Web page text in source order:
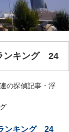
キング 24
の探偵記事・浮
ンキング 24